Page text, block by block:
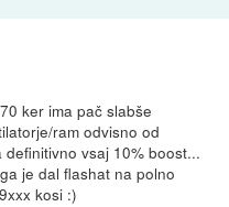
ker ima pač slabše
ram odvisno od
vsaj 10% boost...
je dal flashat na polno
kosi :)